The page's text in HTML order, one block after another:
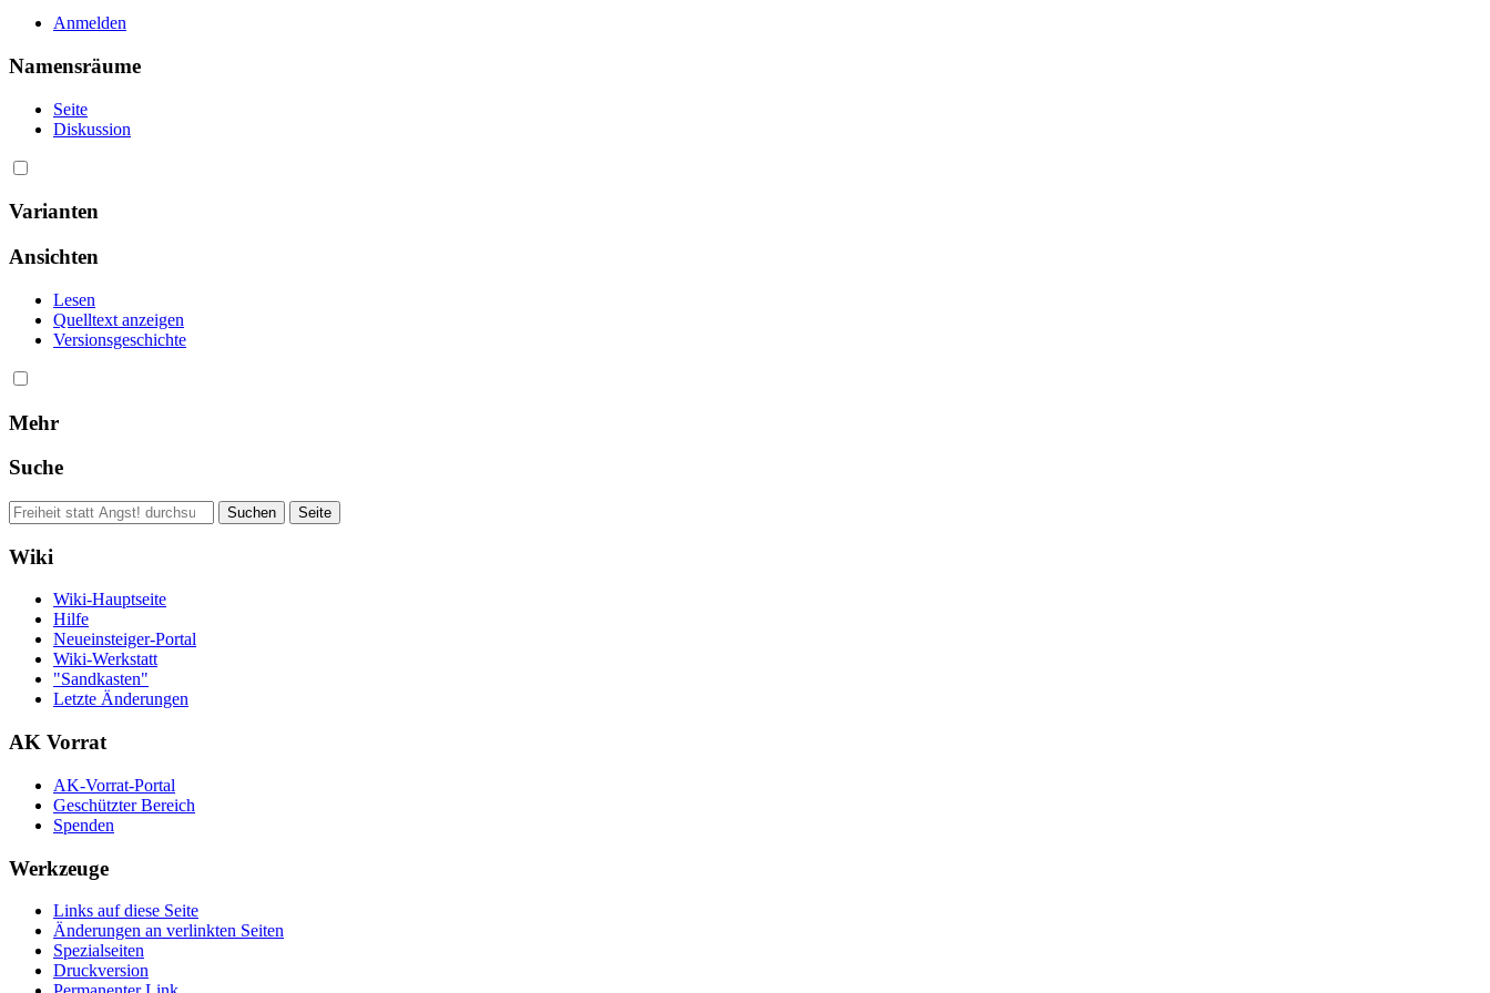
Anmelden
Namensräume
Seite
Diskussion
Varianten
Ansichten
Lesen
Quelltext anzeigen
Versionsgeschichte
Mehr
Suche
Wiki
Wiki-Hauptseite
Hilfe
Neueinsteiger-Portal
Wiki-Werkstatt
"Sandkasten"
Letzte Änderungen
AK Vorrat
AK-Vorrat-Portal
Geschützter Bereich
Spenden
Werkzeuge
Links auf diese Seite
Änderungen an verlinkten Seiten
Spezialseiten
Druckversion